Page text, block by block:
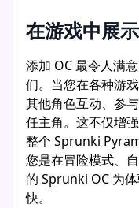
在游戏中展
添加 OC 最令人满
们。当您在各种游
其他角色互动、参
任主角。这不仅增
整个 Sprunki
您是在冒险模式、
的 Sprunki OC 为
快。